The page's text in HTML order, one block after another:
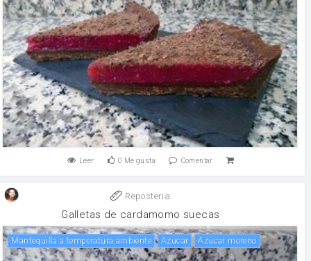
Leer 0 Me gusta Comentar
Reposteria
Galletas de cardamomo suecas
Mantequilla a temperatura ambiente Azúcar Azúcar moreno